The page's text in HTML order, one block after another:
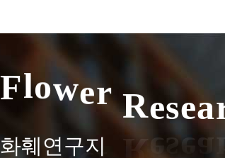
F lower Resea
화훼연구지